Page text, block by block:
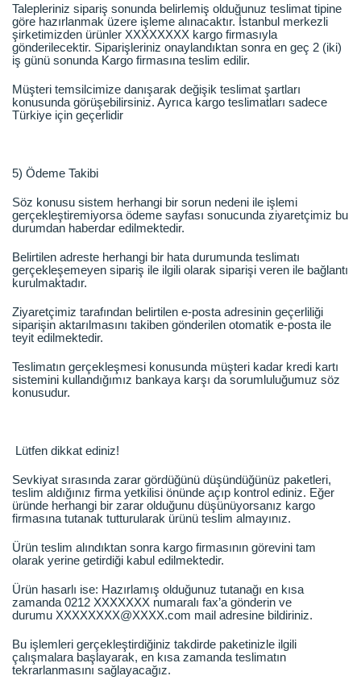
Talepleriniz sipariş sonunda belirlemiş olduğunuz teslimat tipine
göre hazırlanmak üzere işleme alınacaktır. İstanbul merkezli
şirketimizden ürünler XXXXXXXX kargo firmasıyla
gönderilecektir. Siparişleriniz onaylandıktan sonra en geç 2 (iki)
iş günü sonunda Kargo firmasına teslim edilir.
Müşteri temsilcimize danışarak değişik teslimat şartları
konusunda görüşebilirsiniz. Ayrıca kargo teslimatları sadece
Türkiye için geçerlidir
5) Ödeme Takibi
Söz konusu sistem herhangi bir sorun nedeni ile işlemi
gerçekleştiremiyorsa ödeme sayfası sonucunda ziyaretçimiz bu
durumdan haberdar edilmektedir.
Belirtilen adreste herhangi bir hata durumunda teslimatı
gerçekleşemeyen sipariş ile ilgili olarak siparişi veren ile bağlantı
kurulmaktadır.
Ziyaretçimiz tarafından belirtilen e-posta adresinin geçerliliği
siparişin aktarılmasını takiben gönderilen otomatik e-posta ile
teyit edilmektedir.
Teslimatın gerçekleşmesi konusunda müşteri kadar kredi kartı
sistemini kullandığımız bankaya karşı da sorumluluğumuz söz
konusudur.
Lütfen dikkat ediniz!
Sevkiyat sırasında zarar gördüğünü düşündüğünüz paketleri,
teslim aldığınız firma yetkilisi önünde açıp kontrol ediniz. Eğer
üründe herhangi bir zarar olduğunu düşünüyorsanız kargo
firmasına tutanak tutturularak ürünü teslim almayınız.
Ürün teslim alındıktan sonra kargo firmasının görevini tam
olarak yerine getirdiği kabul edilmektedir.
Ürün hasarlı ise: Hazırlamış olduğunuz tutanağı en kısa
zamanda 0212 XXXXXXX numaralı fax’a gönderin ve
durumu XXXXXXXX@XXXX.com mail adresine bildiriniz.
Bu işlemleri gerçekleştirdiğiniz takdirde paketinizle ilgili
çalışmalara başlayarak, en kısa zamanda teslimatın
tekrarlanmasını sağlayacağız.